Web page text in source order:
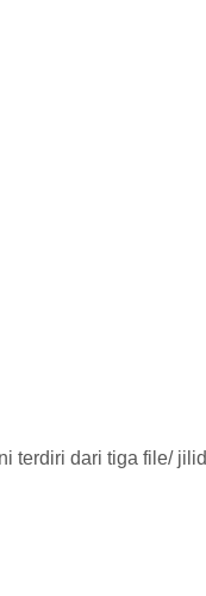
terdiri dari tiga file/ jilid